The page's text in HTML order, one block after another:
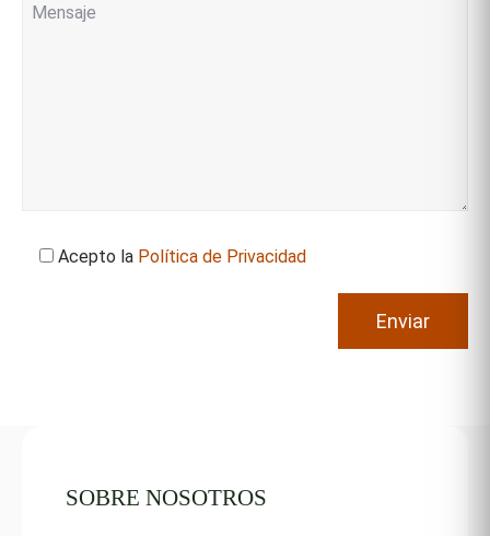
Acepto la Política de Privacidad
SOBRE NOSOTROS